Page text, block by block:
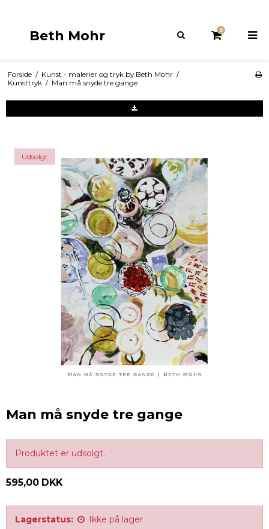
Beth Mohr 0
Forside / Kunst - malerier og tryk by Beth Mohr /
Kunsttryk / Man må snyde tre gange
Udsolgt
Man må snyde tre gange
Produktet er udsolgt.
595,00 DKK
Lagerstatus: Ikke på lager